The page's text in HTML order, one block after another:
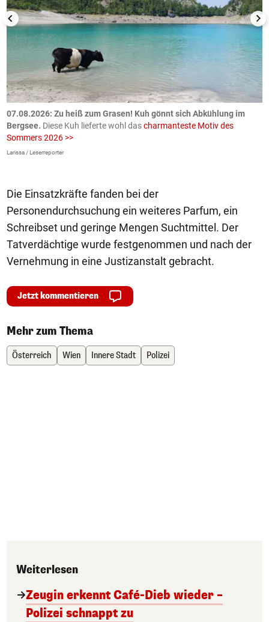
07.08.2026: Zu heiß zum Grasen! Kuh gönnt sich Abkühlung im
Bergsee. Diese Kuh lieferte wohl dascharmanteste Motiv des
Sommers 2026 >>
Larissa / Leserreporter
Die Einsatzkräfte fanden bei der
Personendurchsuchung ein weiteres Parfum, ein
Schreibset und geringe Mengen Suchtmittel. Der
Tatverdächtige wurde festgenommen und nach der
Vernehmung in eine Justizanstalt gebracht.
Jetzt kommentieren
Mehr zum Thema
Österreich Wien Innere Stadt Polizei
Weiterlesen
Zeugin erkennt Café-Dieb wieder –
Polizei schnappt zu